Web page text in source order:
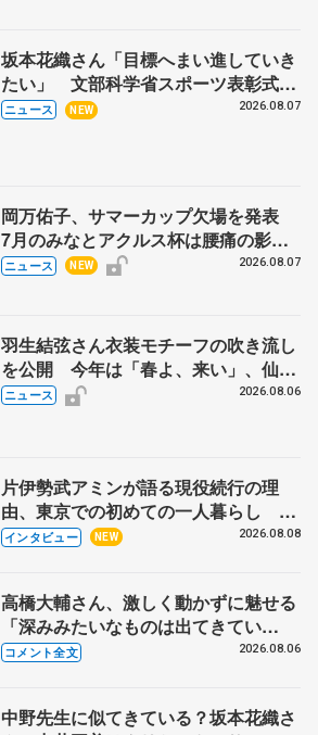
坂本花織さん「目標へまい進していき
たい」 文部科学省スポーツ表彰式で
代表謝辞
ニュース NEW 2026.08.07
岡万佑子、サマーカップ欠場を発表
7月のみなとアクルス杯は腰痛の影響
で
ニュース NEW 2026.08.07
羽生結弦さん衣装モチーフの吹き流し
を公開 今年は「春よ、来い」、仙台
の瑞鳳殿
ニュース 2026.08.06
片伊勢武アミンが語る現役続行の理
由、東京での初めての一人暮らし 注
目スケーターの「今」に迫る
インタビュー NEW 2026.08.08
高橋大輔さん、激しく動かずに魅せる
「深みみたいなものは出てきてい
る？」 〝兄さん〟と慕うレジェンド
コメント全文 2026.08.06
中野先生に似てきている？坂本花織さ